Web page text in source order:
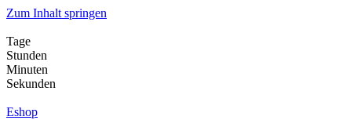
Zum Inhalt springen
Tage
Stunden
Minuten
Sekunden
Eshop